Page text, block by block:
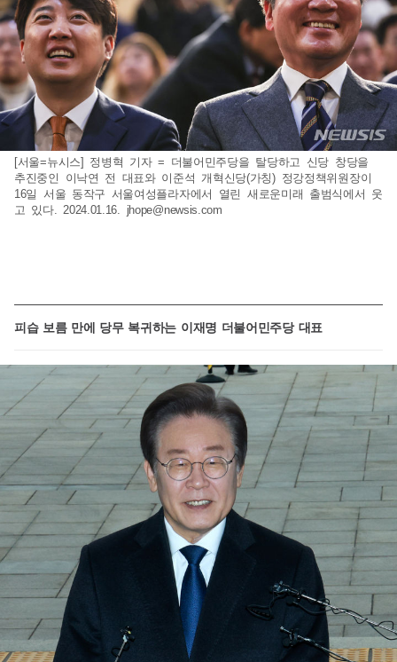
[서울=뉴시스] 정병혁 기자 = 더불어민주당을 탈당하고 신당 창당을
추진중인 이낙연 전 대표와 이준석 개혁신당(가칭) 정강정책위원장이
16일 서울 동작구 서울여성플라자에서 열린 새로운미래 출범식에서 웃
고 있다. 2024.01.16. jhope@newsis.com
피습 보름 만에 당무 복귀하는 이재명 더불어민주당 대표